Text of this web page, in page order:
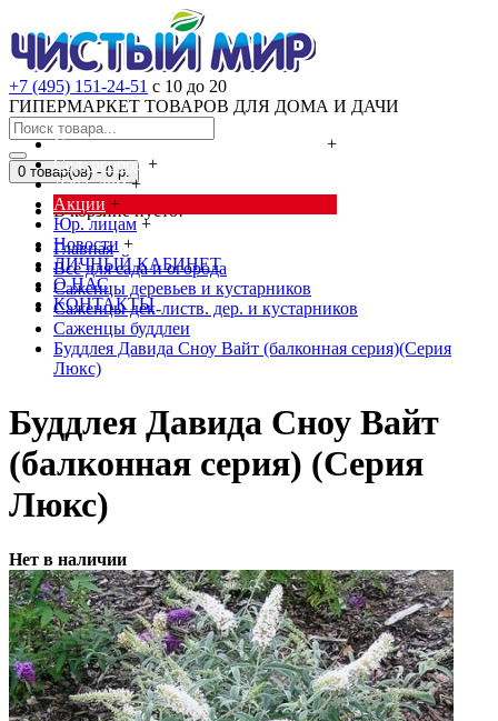
+7 (495) 151-24-51 с 10 до 20
ГИПЕРМАРКЕТ ТОВАРОВ ДЛЯ ДОМА И ДАЧИ
Cредства от насекомых и грызунов
+
Сад, огород +
Дача, дом +
Акции +
Юр. лицам +
Новости +
ЛИЧНЫЙ КАБИНЕТ
О НАС
КОНТАКТЫ
0 товар(ов) - 0 р.
В корзине пусто!
Главная
Всё для сада и огорода
Саженцы деревьев и кустарников
Саженцы дек-листв. дер. и кустарников
Саженцы буддлеи
Буддлея Давида Сноу Вайт (балконная серия)(Серия
Люкс)
Буддлея Давида Сноу Вайт
(балконная серия) (Серия
Люкс)
Нет в наличии